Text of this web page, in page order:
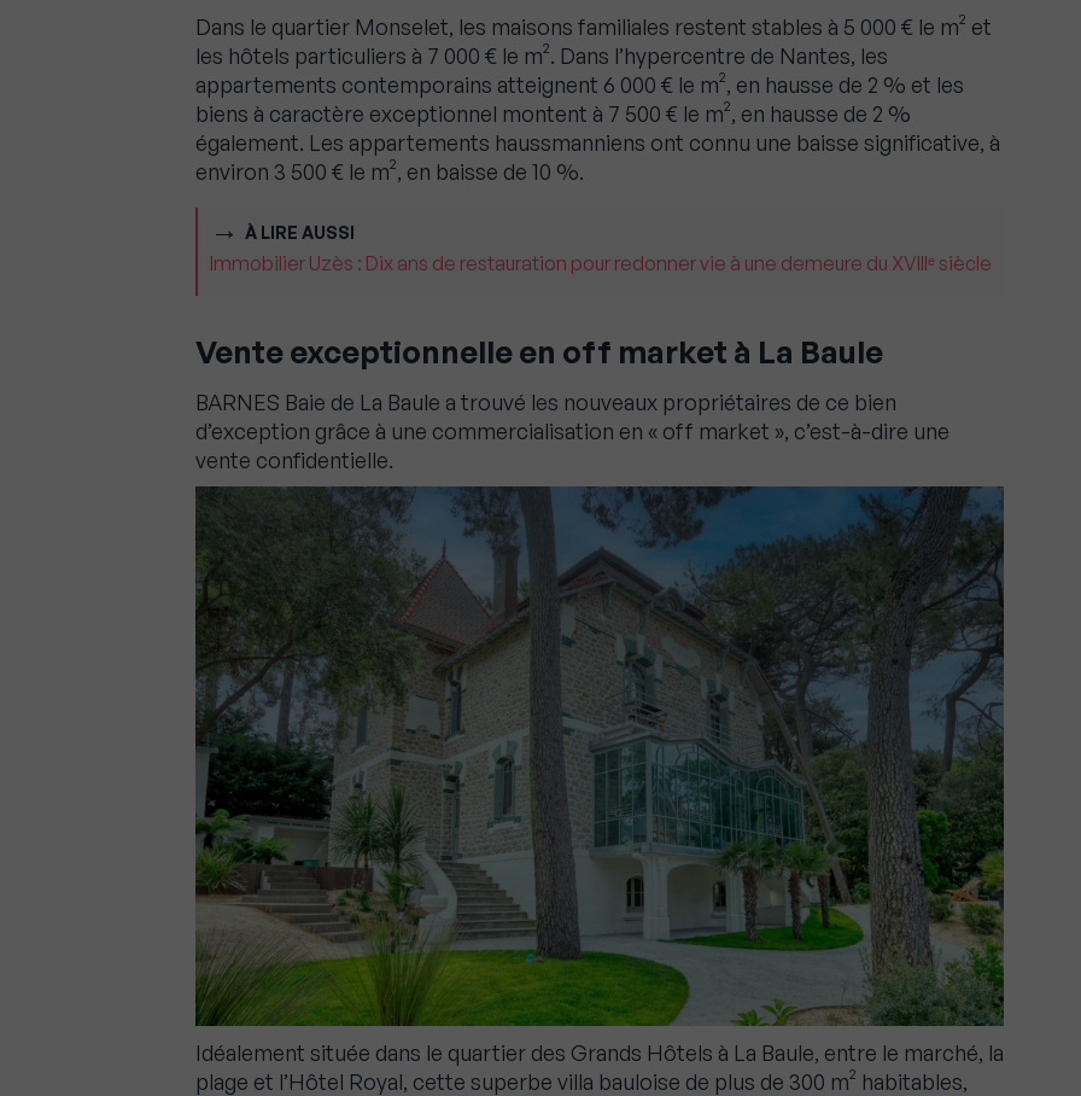
Dans le quartier Monselet, les maisons familiales restent stables à 5 000 € le m² et
les hôtels particuliers à 7 000 € le m². Dans l’hypercentre de Nantes, les
appartements contemporains atteignent 6 000 € le m², en hausse de 2 % et les
biens à caractère exceptionnel montent à 7 500 € le m², en hausse de 2 %
également. Les appartements haussmanniens ont connu une baisse significative, à
environ 3 500 € le m², en baisse de 10 %.
À LIRE AUSSI
Immobilier Uzès : Dix ans de restauration pour redonner vie à une demeure du XVIIIᵉ siècle
Vente exceptionnelle en off market à La Baule
BARNES Baie de La Baule a trouvé les nouveaux propriétaires de ce bien
d’exception grâce à une commercialisation en « off market », c’est-à-dire une
vente confidentielle.
Idéalement située dans le quartier des Grands Hôtels à La Baule, entre le marché, la
plage et l’Hôtel Royal, cette superbe villa bauloise de plus de 300 m² habitables,